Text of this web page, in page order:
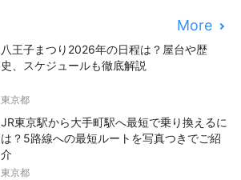
More
八王子まつり2026年の日程は？屋台や歴
史、スケジュールも徹底解説
東京都
JR東京駅から大手町駅へ最短で乗り換えるに
は？5路線への最短ルートを写真つきでご紹
介
東京都